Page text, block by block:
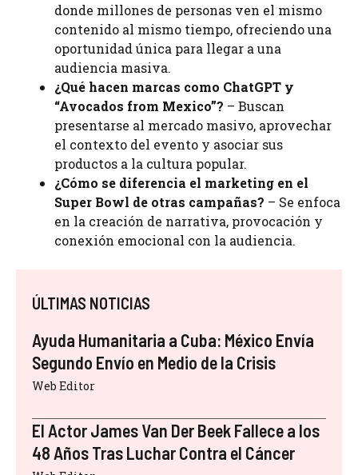
donde millones de personas ven el mismo
contenido al mismo tiempo, ofreciendo una
oportunidad única para llegar a una
audiencia masiva.
¿Qué hacen marcas como ChatGPT y
“Avocados from Mexico”? – Buscan
presentarse al mercado masivo, aprovechar
el contexto del evento y asociar sus
productos a la cultura popular.
¿Cómo se diferencia el marketing en el
Super Bowl de otras campañas? – Se enfoca
en la creación de narrativa, provocación y
conexión emocional con la audiencia.
ÚLTIMAS NOTICIAS
Ayuda Humanitaria a Cuba: México Envía
Segundo Envío en Medio de la Crisis
Web Editor
El Actor James Van Der Beek Fallece a los
48 Años Tras Luchar Contra el Cáncer